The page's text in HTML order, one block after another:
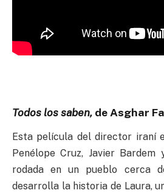
Todos los saben, de Asghar
Esta película del director iraní
Penélope Cruz, Javier Bardem
rodada en un pueblo cerca
desarrolla la historia de Laura,